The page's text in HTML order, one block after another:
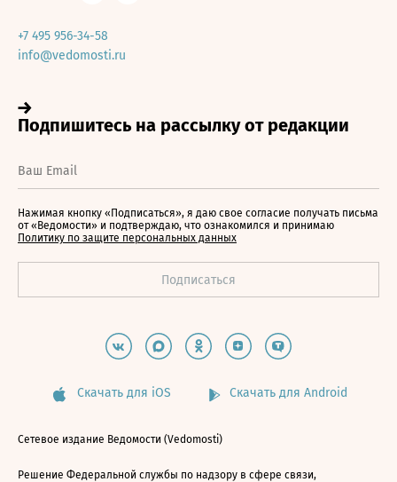
+7 495 956-34-58
info@vedomosti.ru
Нажимая кнопку «Подписаться», я даю свое согласие получать письма
от «Ведомости» и подтверждаю, что ознакомился и принимаю
Политику по защите персональных данных
Скачать для iOS Скачать для Android
Сетевое издание Ведомости (Vedomosti)
Решение Федеральной службы по надзору в сфере связи,